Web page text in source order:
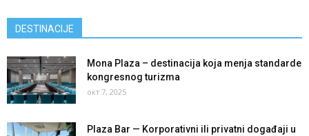
DESTINACIJE
Mona Plaza – destinacija koja menja standarde
kongresnog turizma
окт 7, 2025
Plaza Bar — Korporativni ili privatni događaji u